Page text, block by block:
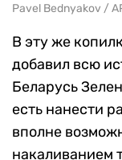
Pavel Bednyakov /
В эту же
добавил всю
Беларусь
есть нанести
вполне
накаливанием